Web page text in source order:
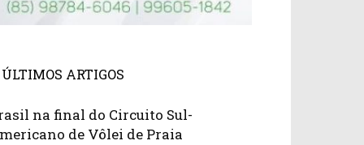
ÚLTIMOS ARTIGOS
na final do Circuito Sul-
de Vôlei de Praia